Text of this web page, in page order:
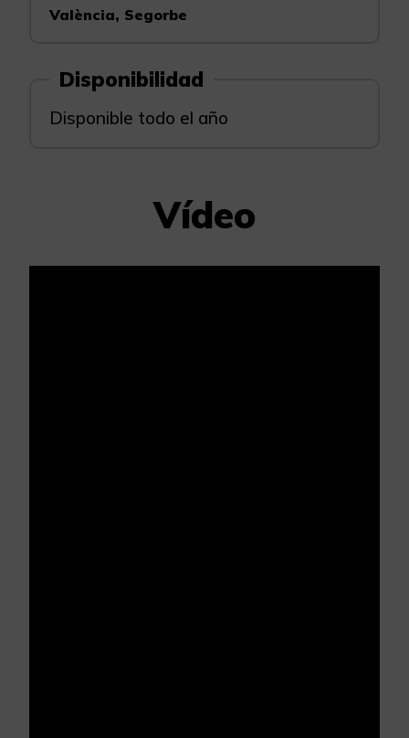
València, Segorbe
Disponibilidad
Disponible todo el año
Vídeo